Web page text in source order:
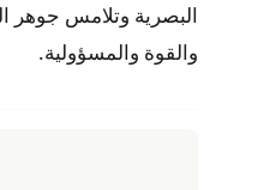
البصرية وتلامس جوهر
والقوة والمسؤولية.